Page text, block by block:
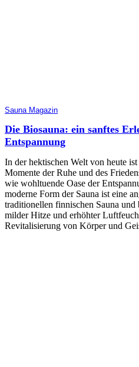
Sauna Magazin
Die Biosauna: ein sanftes
Entspannung
In der hektischen Welt von heute
Momente der Ruhe und des
wie wohltuende Oase der
moderne Form der Sauna ist eine
traditionellen finnischen Sauna
milder Hitze und erhöhter
Revitalisierung von Körper und